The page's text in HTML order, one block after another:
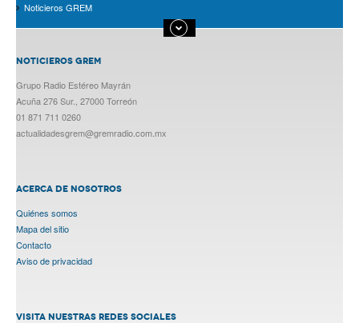
Noticieros GREM
NOTICIEROS GREM
Grupo Radio Estéreo Mayrán
Acuña 276 Sur., 27000 Torreón
01 871 711 0260
actualidadesgrem@gremradio.com.mx
ACERCA DE NOSOTROS
Quiénes somos
Mapa del sitio
Contacto
Aviso de privacidad
VISITA NUESTRAS REDES SOCIALES